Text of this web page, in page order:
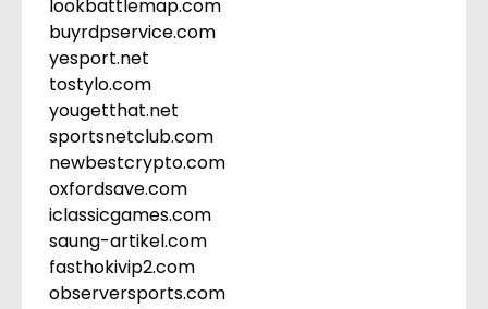
lookbattlemap.com
buyrdpservice.com
yesport.net
tostylo.com
yougetthat.net
sportsnetclub.com
newbestcrypto.com
oxfordsave.com
iclassicgames.com
saung-artikel.com
fasthokivip2.com
observersports.com